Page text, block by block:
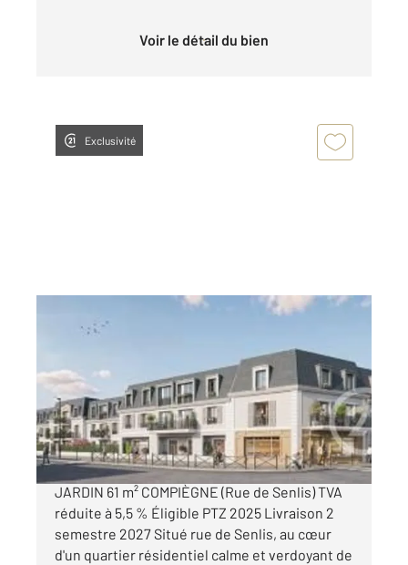
Voir le détail du bien
Exclusivité
COMPIEGNE 60
60,87 m
Appartement F3 à vendre
262 000 €
À VENDRE APPARTEMENT T3 EN REZ-DE-
JARDIN 61 m² COMPIÈGNE (Rue de Senlis) TVA
réduite à 5,5 % Éligible PTZ 2025 Livraison 2
semestre 2027 Situé rue de Senlis, au cœur
d'un quartier résidentiel calme et verdoyant de